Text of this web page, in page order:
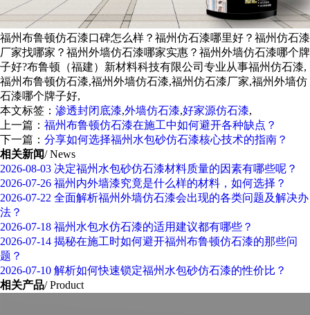
福州布鲁顿仿石漆口碑怎么样？福州仿石漆哪里好？福州仿石漆
厂家找哪家？福州外墙仿石漆哪家实惠？福州外墙仿石漆哪个牌
子好?布鲁顿（福建）新材料科技有限公司专业从事福州仿石漆,
福州布鲁顿仿石漆,福州外墙仿石漆,福州仿石漆厂家,福州外墙仿
石漆哪个牌子好,
本文标签： 渗透封闭底漆,外墙仿石漆,好家源仿石漆,
上一篇： 福州布鲁顿仿石漆在施工中如何避开各种缺点？
下一篇： 分享如何选择福州水包砂仿石漆核心技术的指南？
相关新闻/ News
2026-08-03 决定福州水包砂仿石漆材料质量的因素有哪些呢？
2026-07-26 福州内外墙漆究竟是什么样的材料，如何选择？
2026-07-22 全面解析福州外墙仿石漆会出现的各类问题及解决办
法？
2026-07-18 福州水包水仿石漆的适用建议都有哪些？
2026-07-14 揭秘在施工时如何避开福州布鲁顿仿石漆的那些问
题？
2026-07-10 解析如何快速锁定福州水包砂仿石漆的性价比？
相关产品/ Product